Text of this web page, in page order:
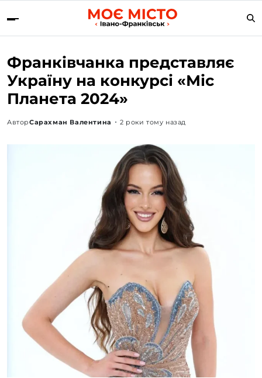
Франківчанка представляє
Україну на конкурсі «Міс
Планета 2024»
АвторСарахман Валентина 2 роки тому назад